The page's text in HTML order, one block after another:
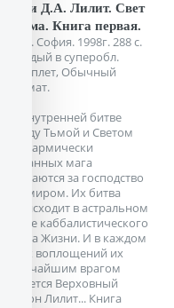
Хили Д.А. Лилит. Свет
и тьма. Книга первая.
Киев. София. 1998г. 288 с.
Твердый в суперобл.
переплет, Обычный
формат.
Во внутренней битве
между Тьмой и Светом
два кармически
связанных мага
сражаются за господство
над миром. Их битва
происходит в астральном
плане каббалистического
Древа Жизни. И в каждом
из их воплощений их
величайшим врагом
является Верховный
Демон Лилит... Книга